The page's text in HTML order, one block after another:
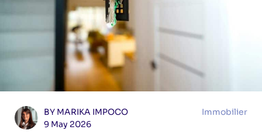
BY MARIKA IMPOCO
9 May 2026
Immobilier